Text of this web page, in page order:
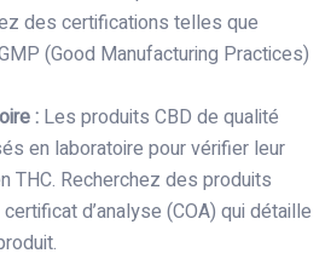
des certifications telles que
(Good Manufacturing Practices)
: Les produits CBD de qualité
en laboratoire pour vérifier leur
THC. Recherchez des produits
d’analyse (COA) qui détaille